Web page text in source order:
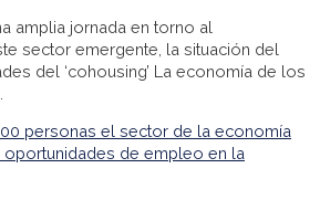
amplia jornada en torno al
sector emergente, la situación del
del ‘cohousing’ La economía de los
personas el sector de la economía
de empleo en la